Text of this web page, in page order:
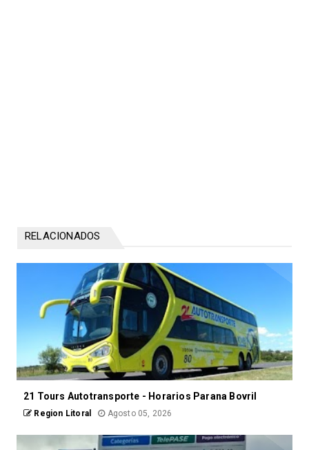
RELACIONADOS
21 Tours Autotransporte - Horarios Parana Bovril
Region Litoral Agosto 05, 2026